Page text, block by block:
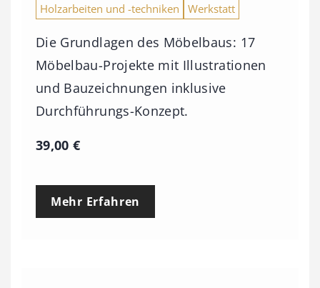
Holzarbeiten und -techniken
Werkstatt
Die Grundlagen des Möbelbaus: 17
Möbelbau-Projekte mit Illustrationen
und Bauzeichnungen inklusive
Durchführungs-Konzept.
39,00€
Mehr Erfahren